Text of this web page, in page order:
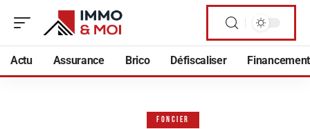
Actu Assurance Brico Défiscaliser Financement
FONCIER